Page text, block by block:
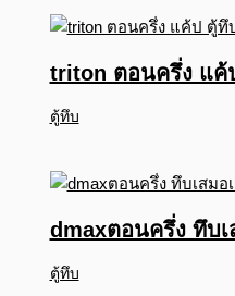
triton ตอนครึ่ง แค้
ตู้ทึบ
dmaxตอนครึ่ง ทึบเ
ตู้ทึบ